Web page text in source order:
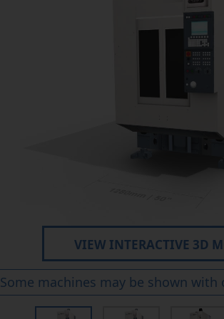
VIEW INTERACTIVE 3D
Some machines may be shown